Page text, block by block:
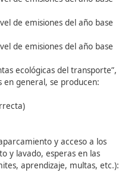
su mantenimiento y
gestiones (trámites,
vemos la
vehículo privado, y la
por otros medios más
,caminar
4:
de reducir las